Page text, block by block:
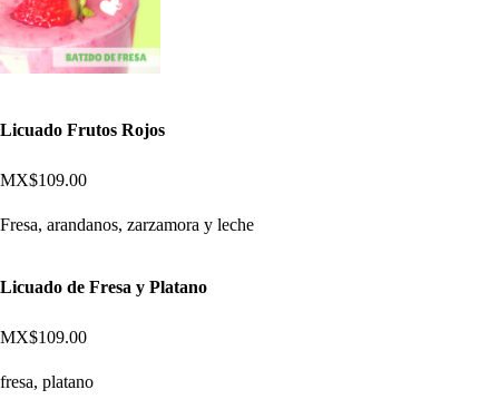
Licuado Frutos Rojos
MX$109.00
Fresa, arandanos, zarzamora y leche
Licuado de Fresa y Platano
MX$109.00
fresa, platano